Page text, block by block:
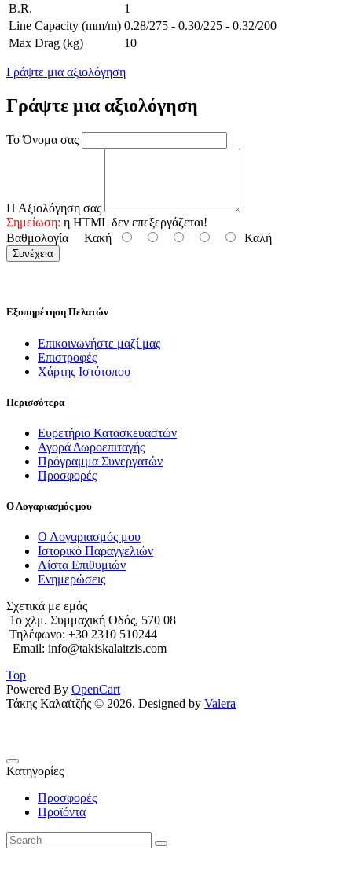
B.R.
1
Line Capacity (mm/m) 0.28/275 - 0.30/225 - 0.32/200
Max Drag (kg)
10
Γράψτε μια αξιολόγηση
Γράψτε μια αξιολόγηση
Το Όνομα σας
Η Αξιολόγηση σας
Σημείωση: η HTML δεν επεξεργάζεται!
Βαθμολογία Κακή Καλή
Συνέχεια
Εξυπηρέτηση Πελατών
Επικοινωνήστε μαζί μας
Επιστροφές
Χάρτης Ιστότοπου
Περισσότερα
Ευρετήριο Κατασκευαστών
Αγορά Δωροεπιταγής
Πρόγραμμα Συνεργατών
Προσφορές
Ο Λογαριασμός μου
Ο Λογαριασμός μου
Ιστορικό Παραγγελιών
Λίστα Επιθυμιών
Ενημερώσεις
Σχετικά με εμάς
1o χλμ. Συμμαχική Οδός, 570 08
Τηλέφωνο: +30 2310 510244
Email: info@takiskalaitzis.com
Top
Powered By OpenCart
Τάκης Καλαϊτζής © 2026. Designed by Valera
Κατηγορίες
Προσφορές
Προϊόντα